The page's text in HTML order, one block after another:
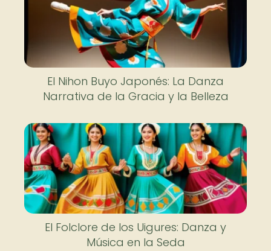
El Nihon Buyo Japonés: La Danza
Narrativa de la Gracia y la Belleza
El Folclore de los Uigures: Danza y
Música en la Seda